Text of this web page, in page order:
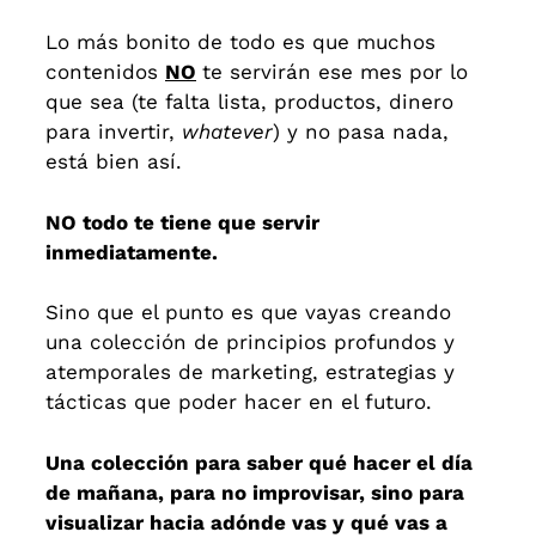
Lo más bonito de todo es que muchos
contenidos NO te servirán ese mes por lo
que sea (te falta lista, productos, dinero
para invertir, whatever) y no pasa nada,
está bien así.
NO todo te tiene que servir
inmediatamente.
Sino que el punto es que vayas creando
una colección de principios profundos y
atemporales de marketing, estrategias y
tácticas que poder hacer en el futuro.
Una colección para saber qué hacer el día
de mañana, para no improvisar, sino para
visualizar hacia adónde vas y qué vas a